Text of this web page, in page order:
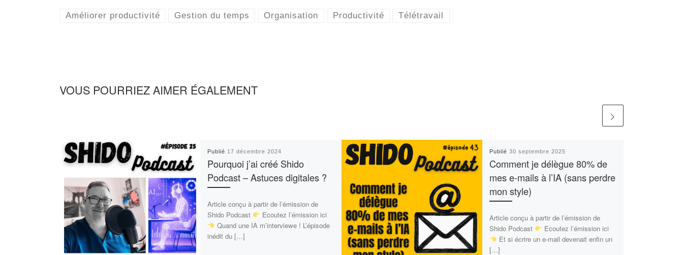
Améliorer productivité Gestion du temps Organisation Productivité Télétravail
VOUS POURRIEZ AIMER ÉGALEMENT
Publié 17 décembre 2024
Pourquoi j’ai créé Shido
Podcast – Astuces digitales ?
Article conçu à partir de l’émission de
Shido Podcast
Ecoutez l’émission ici
Quand une IA m’interviewe ! L’épisode
inédit du […]
Publié 30 septembre 2025
Comment je délègue 80% de
mes e-mails à l’IA (sans perdre
mon style)
Article conçu à partir de l’émission de
Shido Podcast
Ecoutez l’émission ici
Et si écrire un e-mail devenait enfin un
[…]